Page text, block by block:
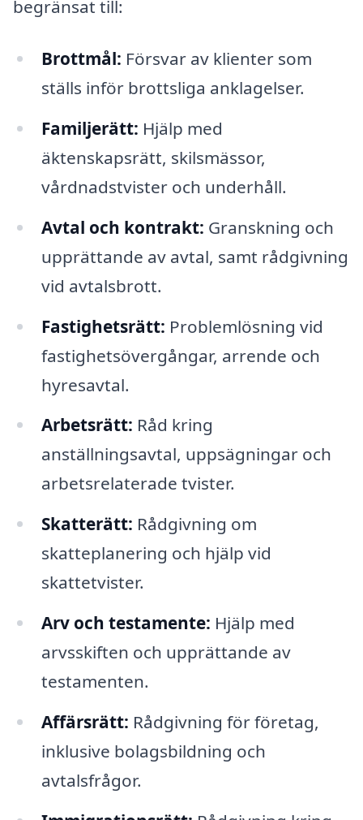
begränsat till:
Brottmål: Försvar av klienter som
ställs inför brottsliga anklagelser.
Familjerätt: Hjälp med
äktenskapsrätt, skilsmässor,
vårdnadstvister och underhåll.
Avtal och kontrakt: Granskning och
upprättande av avtal, samt rådgivning
vid avtalsbrott.
Fastighetsrätt: Problemlösning vid
fastighetsövergångar, arrende och
hyresavtal.
Arbetsrätt: Råd kring
anställningsavtal, uppsägningar och
arbetsrelaterade tvister.
Skatterätt: Rådgivning om
skatteplanering och hjälp vid
skattetvister.
Arv och testamente: Hjälp med
arvsskiften och upprättande av
testamenten.
Affärsrätt: Rådgivning för företag,
inklusive bolagsbildning och
avtalsfrågor.